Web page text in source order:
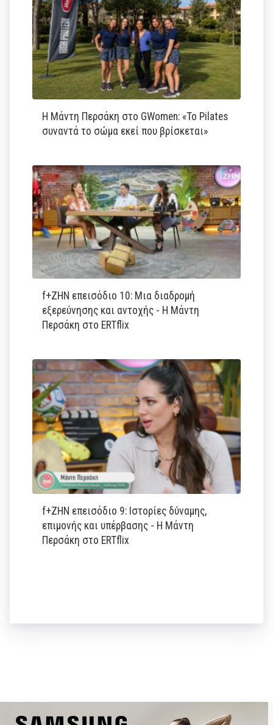
Η Μάντη Περσάκη στο GWomen: «Το Pilates
συναντά το σώμα εκεί που βρίσκεται»
f+ΖΗΝ επεισόδιο 10: Μια διαδρομή
εξερεύνησης και αντοχής - Η Μάντη
Περσάκη στο ERTflix
f+ΖΗΝ επεισόδιο 9: Ιστορίες δύναμης,
επιμονής και υπέρβασης - Η Μάντη
Περσάκη στο ERTflix